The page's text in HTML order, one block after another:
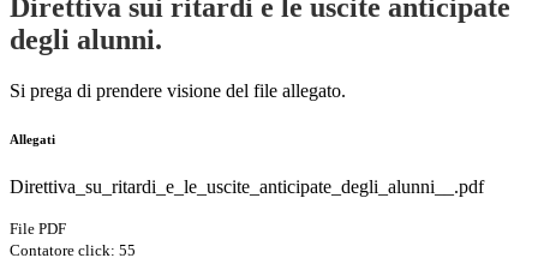
Direttiva sui ritardi e le uscite anticipate
degli alunni.
Si prega di prendere visione del file allegato.
Allegati
Direttiva_su_ritardi_e_le_uscite_anticipate_degli_alunni__.pdf
File PDF
Contatore click: 55